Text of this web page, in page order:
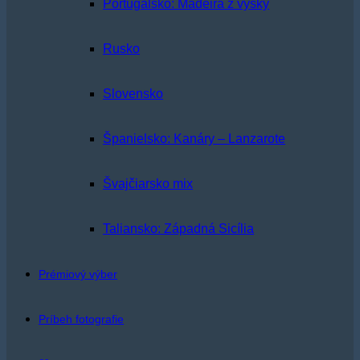
Portugalsko: Madeira z výšky
Rusko
Slovensko
Španielsko: Kanáry – Lanzarote
Švajčiarsko mix
Taliansko: Západná Sicília
Prémiový výber
Príbeh fotografie